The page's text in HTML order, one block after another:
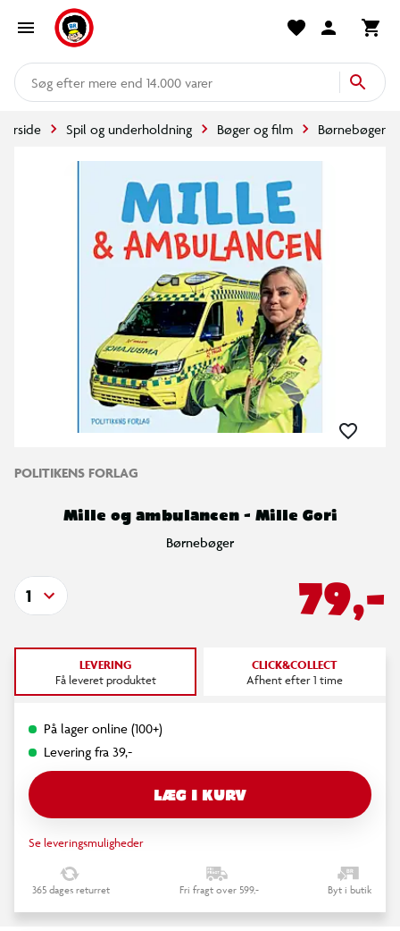
mere end 14.000 varer
Forside Spil og underholdning Bøger og film Børnebøger
POLITIKENS FORLAG
Mille og ambulancen - Mille Gori
Børnebøger
79,-
1
LEVERING
Få leveret produktet
CLICK&COLLECT
Afhent efter 1 time
På lager online (100+)
Levering fra 39,-
LÆG I KURV
Se leveringsmuligheder
365 dages returret Fri fragt over 599,- Byt i butik